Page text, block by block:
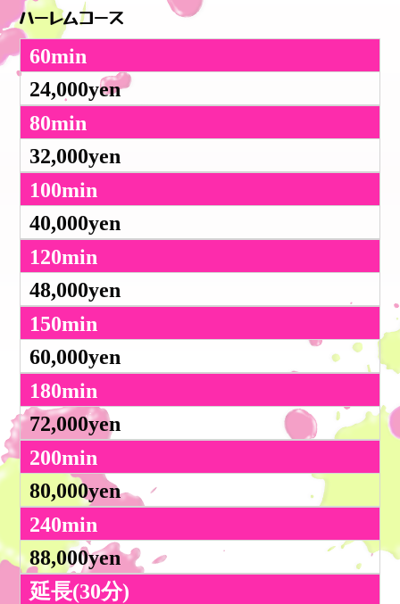
ハーレムコース
60min
24,000yen
80min
32,000yen
100min
40,000yen
120min
48,000yen
150min
60,000yen
180min
72,000yen
200min
80,000yen
240min
88,000yen
延長(30分)